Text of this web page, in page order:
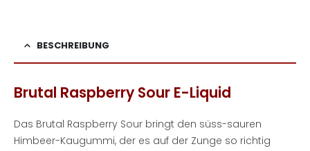
BESCHREIBUNG
Brutal Raspberry Sour E-Liquid
Das Brutal Raspberry Sour bringt den süss-sauren
Himbeer-Kaugummi, der es auf der Zunge so richtig